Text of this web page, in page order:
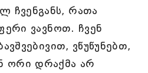
ჩვენგანს, რათა
ვავნოთ. ჩვენ
ვწუწუნებთ,
ორი დრაქმა არ